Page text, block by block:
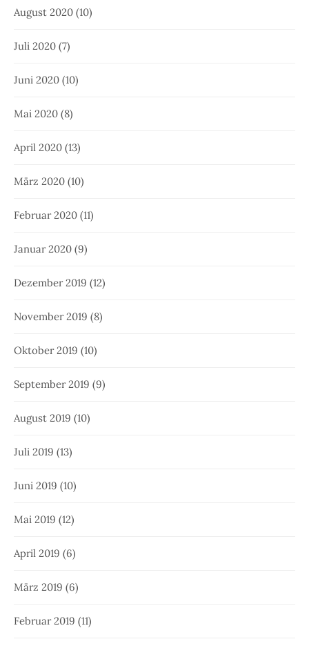
August 2020 (10)
Juli 2020 (7)
Juni 2020 (10)
Mai 2020 (8)
April 2020 (13)
März 2020 (10)
Februar 2020 (11)
Januar 2020 (9)
Dezember 2019 (12)
November 2019 (8)
Oktober 2019 (10)
September 2019 (9)
August 2019 (10)
Juli 2019 (13)
Juni 2019 (10)
Mai 2019 (12)
April 2019 (6)
März 2019 (6)
Februar 2019 (11)